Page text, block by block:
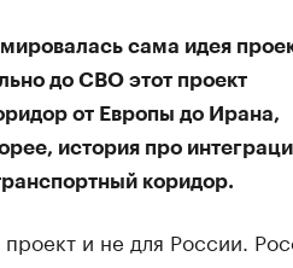
сама идея
до СВО этот проект
от Европы до Ирана,
история про
коридор.
и не для России.